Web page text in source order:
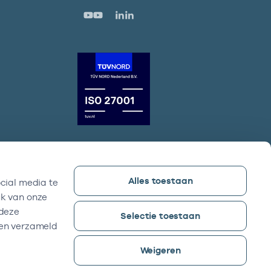
media te
van onze
verzameld
Alles toestaan
Selectie toestaan
Weigeren
Vektis bezoekadres
Sparrenheuvel 18, Gebouw B,
3708 JE Zeist